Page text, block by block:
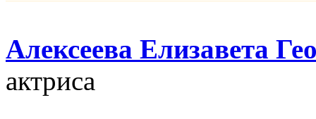
Алексеева Елизавета
актриса